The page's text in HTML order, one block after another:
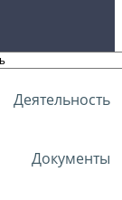
Деятельность
Документы